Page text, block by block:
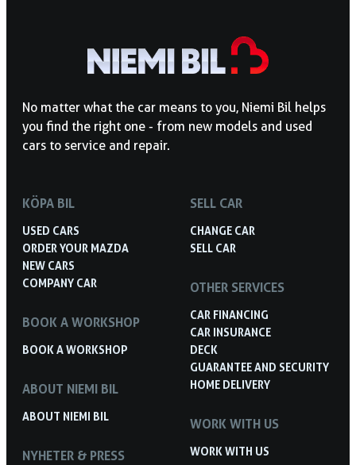
No matter what the car means to you, Niemi Bil helps
you find the right one - from new models and used
cars to service and repair.
KÖPA BIL
USED CARS
ORDER YOUR MAZDA
NEW CARS
COMPANY CAR
BOOK A WORKSHOP
BOOK A WORKSHOP
ABOUT NIEMI BIL
ABOUT NIEMI BIL
NYHETER & PRESS
SELL CAR
CHANGE CAR
SELL CAR
OTHER SERVICES
CAR FINANCING
CAR INSURANCE
DECK
GUARANTEE AND SECURITY
HOME DELIVERY
WORK WITH US
WORK WITH US